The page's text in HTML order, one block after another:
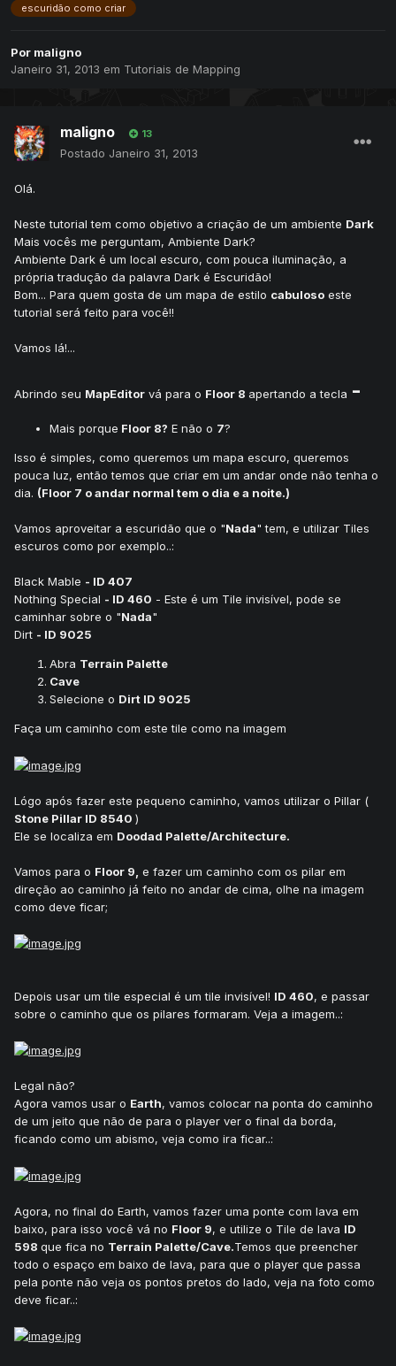
escuridão como criar
Por maligno
Janeiro 31, 2013 em Tutoriais de Mapping
maligno 13
Postado Janeiro 31, 2013
Olá.
Neste tutorial tem como objetivo a criação de um ambiente Dark
Mais vocês me perguntam, Ambiente Dark?
Ambiente Dark é um local escuro, com pouca iluminação, a
própria tradução da palavra Dark é Escuridão!
Bom... Para quem gosta de um mapa de estilo cabuloso este
tutorial será feito para você!!
Vamos lá!...
Abrindo seu MapEditor vá para o Floor 8 apertando a tecla -
Mais porque Floor 8? E não o 7?
Isso é simples, como queremos um mapa escuro, queremos
pouca luz, então temos que criar em um andar onde não tenha o
dia. (Floor 7 o andar normal tem o dia e a noite.)
Vamos aproveitar a escuridão que o "Nada" tem, e utilizar Tiles
escuros como por exemplo..:
Black Mable - ID 407
Nothing Special - ID 460 - Este é um Tile invisível, pode se
caminhar sobre o "Nada"
Dirt - ID 9025
Abra Terrain Palette
Cave
Selecione o Dirt ID 9025
Faça um caminho com este tile como na imagem
Lógo após fazer este pequeno caminho, vamos utilizar o Pillar (
Stone Pillar ID 8540 )
Ele se localiza em Doodad Palette/Architecture.
Vamos para o Floor 9, e fazer um caminho com os pilar em
direção ao caminho já feito no andar de cima, olhe na imagem
como deve ficar;
Depois usar um tile especial é um tile invisível! ID 460, e passar
sobre o caminho que os pilares formaram. Veja a imagem..:
Legal não?
Agora vamos usar o Earth, vamos colocar na ponta do caminho
de um jeito que não de para o player ver o final da borda,
ficando como um abismo, veja como ira ficar..:
Agora, no final do Earth, vamos fazer uma ponte com lava em
baixo, para isso você vá no Floor 9, e utilize o Tile de lava ID
598 que fica no Terrain Palette/Cave.Temos que preencher
todo o espaço em baixo de lava, para que o player que passa
pela ponte não veja os pontos pretos do lado, veja na foto como
deve ficar..: